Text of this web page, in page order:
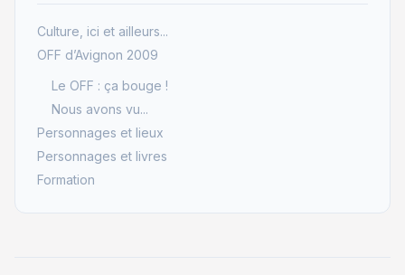
Culture, ici et ailleurs...
OFF d’Avignon 2009
Le OFF : ça bouge !
Nous avons vu...
Personnages et lieux
Personnages et livres
Formation